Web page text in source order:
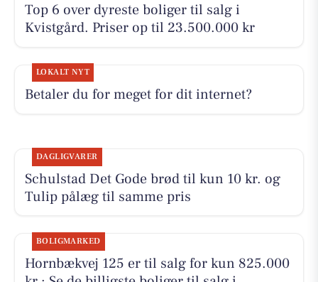
Top 6 over dyreste boliger til salg i
Kvistgård. Priser op til 23.500.000 kr
LOKALT NYT
Betaler du for meget for dit internet?
DAGLIGVARER
Schulstad Det Gode brød til kun 10 kr. og
Tulip pålæg til samme pris
BOLIGMARKED
Hornbækvej 125 er til salg for kun 825.000